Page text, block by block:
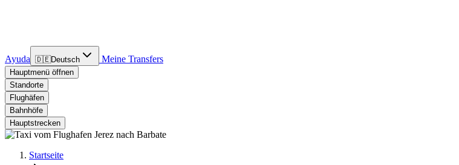
Ayuda 🇩🇪Deutsch Meine Transfers
Hauptmenü öffnen
Standorte
Flughäfen
Bahnhöfe
Hauptstrecken
Startseite